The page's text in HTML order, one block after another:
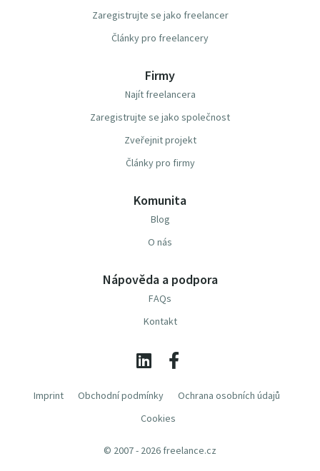
Zaregistrujte se jako freelancer
Články pro freelancery
Firmy
Najít freelancera
Zaregistrujte se jako společnost
Zveřejnit projekt
Články pro firmy
Komunita
Blog
O nás
Nápověda a podpora
FAQs
Kontakt
Imprint Obchodní podmínky
Ochrana osobních údajů
Cookies
© 2007 - 2026 freelance.cz